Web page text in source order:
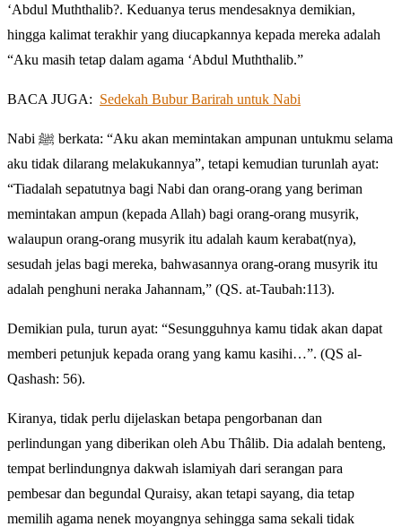
‘Abdul Muththalib?. Keduanya terus mendesaknya demikian,
hingga kalimat terakhir yang diucapkannya kepada mereka adalah
“Aku masih tetap dalam agama ‘Abdul Muththalib.”
BACA JUGA: Sedekah Bubur Barirah untuk Nabi
Nabi ﷺ berkata: “Aku akan memintakan ampunan untukmu selama
aku tidak dilarang melakukannya”, tetapi kemudian turunlah ayat:
“Tiadalah sepatutnya bagi Nabi dan orang-orang yang beriman
memintakan ampun (kepada Allah) bagi orang-orang musyrik,
walaupun orang-orang musyrik itu adalah kaum kerabat(nya),
sesudah jelas bagi mereka, bahwasannya orang-orang musyrik itu
adalah penghuni neraka Jahannam,” (QS. at-Taubah:113).
Demikian pula, turun ayat: “Sesungguhnya kamu tidak akan dapat
memberi petunjuk kepada orang yang kamu kasihi…”. (QS al-
Qashash: 56).
Kiranya, tidak perlu dijelaskan betapa pengorbanan dan
perlindungan yang diberikan oleh Abu Thâlib. Dia adalah benteng,
tempat berlindungnya dakwah islamiyah dari serangan para
pembesar dan begundal Quraisy, akan tetapi sayang, dia tetap
memilih agama nenek moyangnya sehingga sama sekali tidak